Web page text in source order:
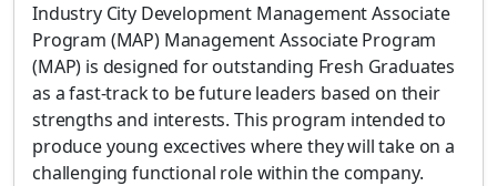
Industry City Development Management Associate
Program (MAP) Management Associate Program
(MAP) is designed for outstanding Fresh Graduates
as a fast-track to be future leaders based on their
strengths and interests. This program intended to
produce young excectives where they will take on a
challenging functional role within the company.